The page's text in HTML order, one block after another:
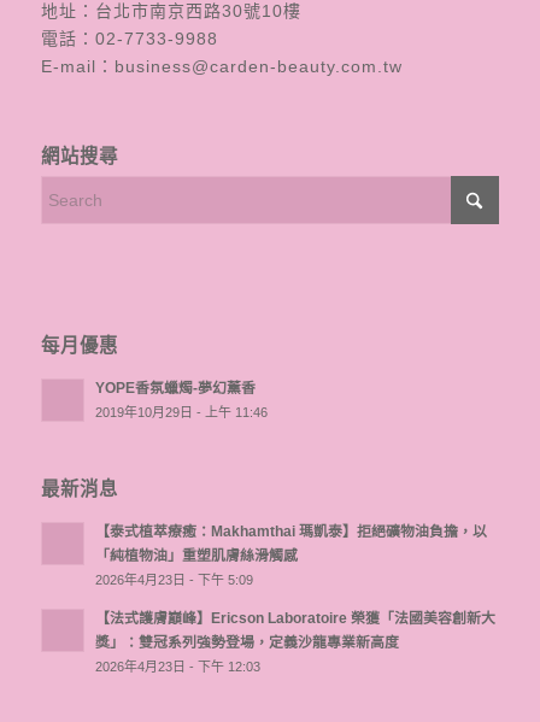
地址：台北市南京西路30號10樓
電話： 02-7733-9988
E-mail： business@carden-beauty.com.tw
網站搜尋
每月優惠
YOPE香氛蠟燭-夢幻薰香
2019年10月29日 - 上午 11:46
最新消息
【泰式植萃療癒：Makhamthai 瑪凱泰】拒絕礦物油負擔，以
「純植物油」重塑肌膚絲滑觸感
2026年4月23日 - 下午 5:09
【法式護膚巔峰】Ericson Laboratoire 榮獲「法國美容創新大
獎」：雙冠系列強勢登場，定義沙龍專業新高度
2026年4月23日 - 下午 12:03